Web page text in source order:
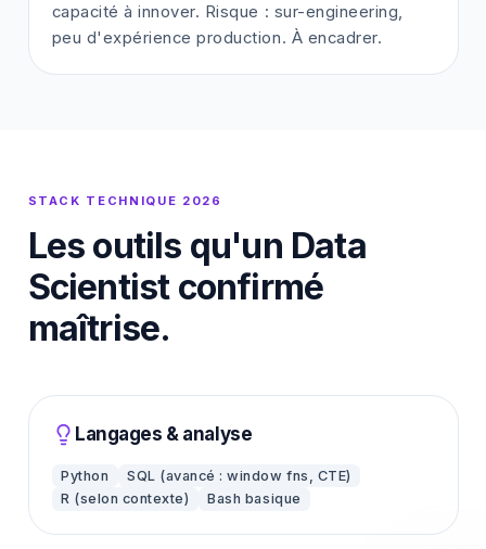
capacité à innover. Risque : sur-engineering,
peu d'expérience production. À encadrer.
STACK TECHNIQUE 2026
Les outils qu'un Data
Scientist confirmé
maîtrise.
Langages & analyse
Python
SQL (avancé : window fns, CTE)
R (selon contexte)
Bash basique